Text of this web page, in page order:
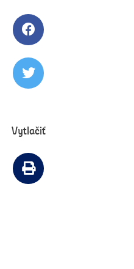
Zdielať článok na
Tweetovať článok
Vytlačiť
Vytlačiť článok